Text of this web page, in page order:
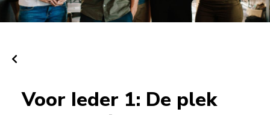
Voor Ieder 1: De plek